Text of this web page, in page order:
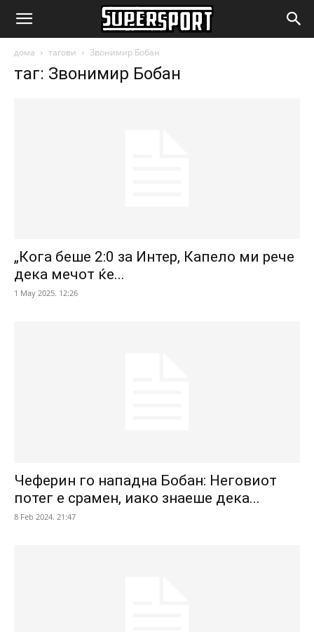
SuperSport.mk
дома тагови Звонимир Бобан
таг: Звонимир Бобан
„Кога беше 2:0 за Интер, Капело ми рече
дека мечот ќе...
1 May 2025. 12:26
Чеферин го нападна Бобан: Неговиот
потег е срамен, иако знаеше дека...
8 Feb 2024. 21:47